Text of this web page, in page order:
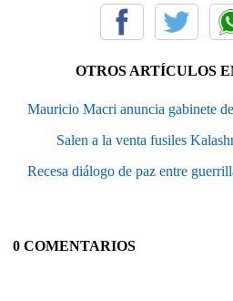
OTROS ARTÍCULOS
Mauricio Macri anuncia gabinete
Salen a la venta fusiles
Recesa diálogo de paz entre
0 COMENTARIOS